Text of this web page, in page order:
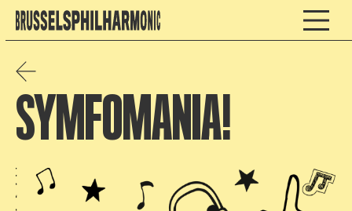
SYMFOMANIA!